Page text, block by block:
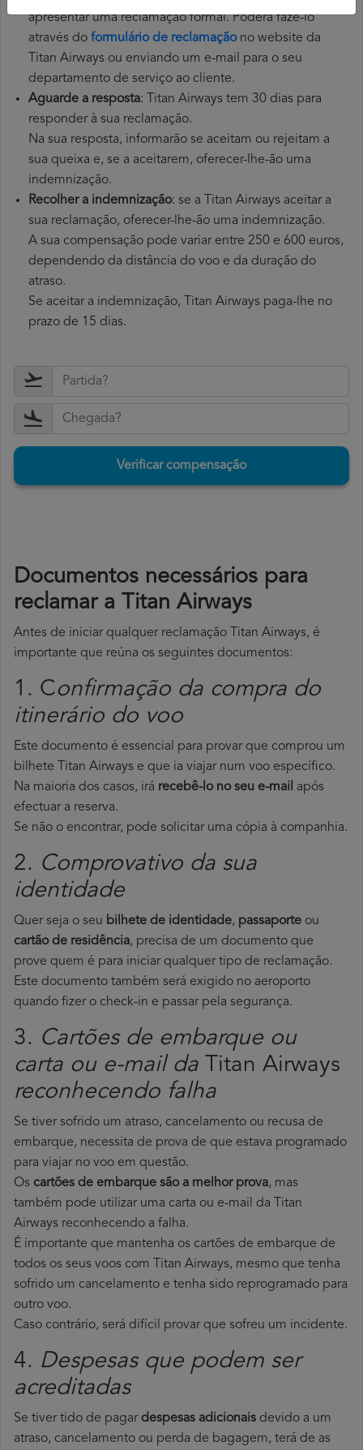
apresentar uma reclamação formal. Poderá fazê-lo
através do formulário de reclamaçãono website da
Titan Airways ou enviando um e-mail para o seu
departamento de serviço ao cliente.
Aguarde a resposta: Titan Airways tem 30 dias para
responder à sua reclamação.
Na sua resposta, informarão se aceitam ou rejeitam a
sua queixa e, se a aceitarem, oferecer-lhe-ão uma
indemnização.
Recolher a indemnização: se a Titan Airways aceitar a
sua reclamação, oferecer-lhe-ão uma indemnização.
A sua compensação pode variar entre 250 e 600 euros,
dependendo da distância do voo e da duração do
atraso.
Se aceitar a indemnização, Titan Airways paga-lhe no
prazo de 15 dias.
Verificar compensação
Documentos necessários para
reclamar a Titan Airways
Antes de iniciar qualquer reclamação Titan Airways, é
importante que reúna os seguintes documentos:
1. Confirmação da compra do
itinerário do voo
Este documento é essencial para provar que comprou um
bilhete Titan Airways e que ia viajar num voo específico.
Na maioria dos casos, irá recebê-lo no seu e-mail após
efectuar a reserva.
Se não o encontrar, pode solicitar uma cópia à companhia.
2. Comprovativo da sua
identidade
Quer seja o seu bilhete de identidade, passaporte ou
cartão de residência, precisa de um documento que
prove quem é para iniciar qualquer tipo de reclamação.
Este documento também será exigido no aeroporto
quando fizer o check-in e passar pela segurança.
3. Cartões de embarque ou
carta ou e-mail da Titan Airways
reconhecendo falha
Se tiver sofrido um atraso, cancelamento ou recusa de
embarque, necessita de prova de que estava programado
para viajar no voo em questão.
Os cartões de embarque são a melhor prova, mas
também pode utilizar uma carta ou e-mail da Titan
Airways reconhecendo a falha.
É importante que mantenha os cartões de embarque de
todos os seus voos com Titan Airways, mesmo que tenha
sofrido um cancelamento e tenha sido reprogramado para
outro voo.
Caso contrário, será difícil provar que sofreu um incidente.
4. Despesas que podem ser
acreditadas
Se tiver tido de pagardespesas adicionais devido a um
atraso, cancelamento ou perda de bagagem, terá de as